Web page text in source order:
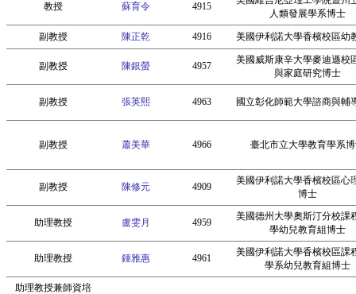
教授 蘇育令 4915
人類發展學系博士
副教授 陳正乾 4916 美國伊利諾大學香檳校區幼
副教授 陳銀螢 4957
美國威斯康辛大學麥迪遜校
與家庭研究博士
副教授 張英熙 4963 國立彰化師範大學諮商與輔
副教授 蕭美華 4966 臺北市立大學教育學系
副教授 陳修元 4909
美國伊利諾大學香檳校區心
博士
助理教授 盧雯月 4959
美國德州大學奧斯汀分校課
學幼兒教育組博士
助理教授 鍾雅惠 4961
美國伊利諾大學香檳校區課
學系幼兒教育組博士
助理教授兼師資培